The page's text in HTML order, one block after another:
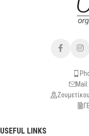
USEFUL LINKS